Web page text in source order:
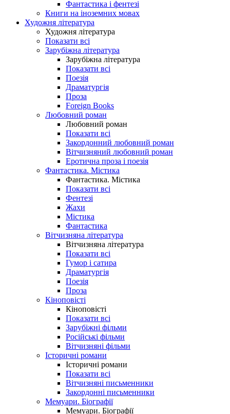
Фантастика і фентезі
Книги на іноземних мовах
Художня література
Художня література
Показати всі
Зарубіжна література
Зарубіжна література
Показати всі
Поезія
Драматургія
Проза
Foreign Books
Любовний роман
Любовний роман
Показати всі
Закордонний любовний роман
Вітчизняний любовний роман
Еротична проза і поезія
Фантастика. Містика
Фантастика. Містика
Показати всі
Фентезі
Жахи
Містика
Фантастика
Вітчизняна література
Вітчизняна література
Показати всі
Гумор і сатира
Драматургія
Поезія
Проза
Кіноповісті
Кіноповісті
Показати всі
Зарубіжні фільми
Російські фільми
Вітчизняні фільми
Історичні романи
Історичні романи
Показати всі
Вітчизняні письменники
Закордонні письменники
Мемуари. Біографії
Мемуари. Біографії